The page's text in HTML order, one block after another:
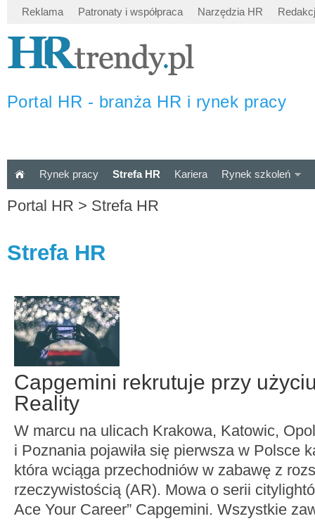
Reklama Patronaty i współpraca Narzędzia HR
Portal HR - branża HR i rynek pracy
Rynek pracy Strefa HR Kariera Rynek szkoleń
Portal HR > Strefa HR
Strefa HR
Capgemini rekrutuje przy
Reality
W marcu na ulicach Krakowa, Katowic,
i Poznania pojawiła się pierwsza w Polsce
która wciąga przechodniów w zabawę z
rzeczywistością (AR). Mowa o serii
Ace Your Career” Capgemini. Wszystkie